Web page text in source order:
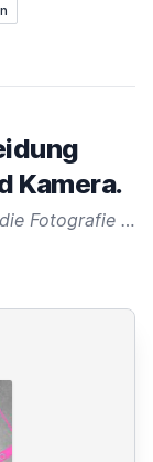
Kamera.
Heute sprechen Patrick und Ingo über die Fotografie mit einem Smartphone oder einer Spiegelreflex Kamera. Was bringt mehr Komfort, was bringt die beste Qualität und was will man immer dabei haben?